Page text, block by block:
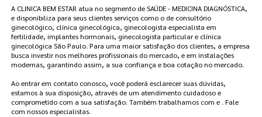
A CLINICA BEM ESTAR atua no segmento de SAÚDE - MEDICINA DIAGNÓSTICA,
e disponibiliza para seus clientes serviços como o de consultório
ginecológico, clínica ginecológica, ginecologista especialista em
fertilidade, implantes hormonais, ginecologista particular e clínica
ginecológica São Paulo. Para uma maior satisfação dos clientes, a empresa
busca investir nos melhores profissionais do mercado, e em instalações
modernas, garantindo assim, a sua confiança e boa cotação no mercado.
Ao entrar em contato conosco, você poderá esclarecer suas dúvidas,
estamos à sua disposição, através de um atendimento cuidadoso e
comprometido com a sua satisfação. Também trabalhamos com e . Fale
com nossos especialistas.